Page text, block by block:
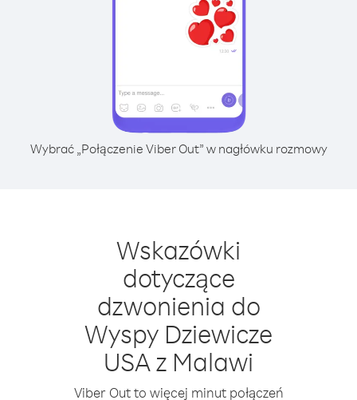
Wybrać „Połączenie Viber Out” w nagłówku rozmowy
Wskazówki
dotyczące
dzwonienia do
Wyspy Dziewicze
USA z Malawi
Viber Out to więcej minut połączeń